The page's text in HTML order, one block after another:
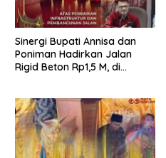
Sinergi Bupati Annisa dan
Poniman Hadirkan Jalan
Rigid Beton Rp1,5 M, di
Kasih